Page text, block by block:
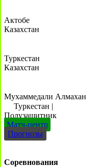
Актобе
Казахстан
Туркестан
Казахстан
Мухаммедали Алмахан
Туркестан |
Полузащитник
Матч-центр
Прогнозы
Соревнования